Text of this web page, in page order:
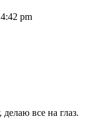
pm
все на глаз.